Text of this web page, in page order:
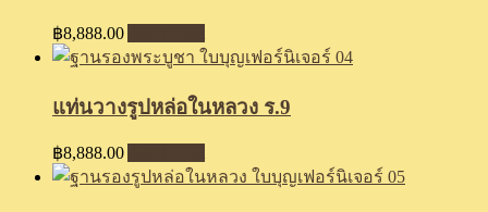
฿8,888.00
แท่นวางรูปหล่อในหลวง ร.9
฿8,888.00